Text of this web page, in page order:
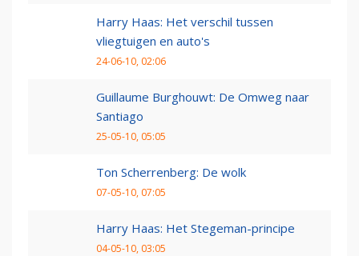
Harry Haas: Het verschil tussen
vliegtuigen en auto's
24-06-10, 02:06
Guillaume Burghouwt: De Omweg naar
Santiago
25-05-10, 05:05
Ton Scherrenberg: De wolk
07-05-10, 07:05
Harry Haas: Het Stegeman-principe
04-05-10, 03:05